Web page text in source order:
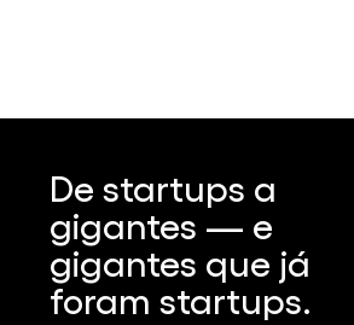
De startups a
gigantes — e
gigantes que já
foram startups.